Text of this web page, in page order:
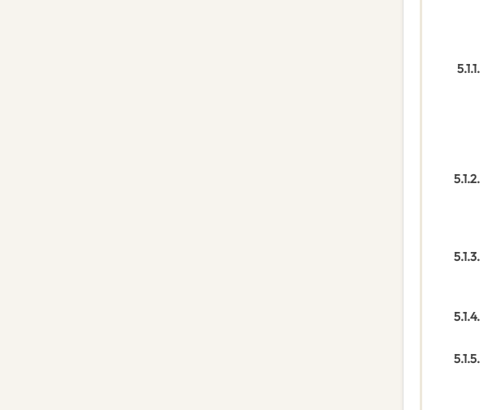
5.1.1.
5.1.2.
5.1.3.
5.1.4.
5.1.5.